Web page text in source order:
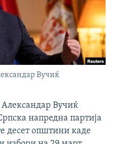
Вучиќ
Александар Вучиќ
напредна партија
десет општини каде